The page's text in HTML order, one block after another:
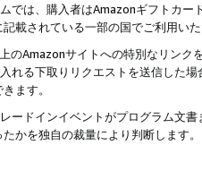
では、購入者はAmazonギフトカ
記載されている一部の国でご利用い
のAmazonサイトへの特別なリン
れる下取りリクエストを送信した
ます。
ードインイベントがプログラム文
かを独自の裁量により判断します。